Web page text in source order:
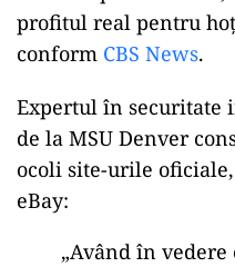
profitul real pentru
conform CBS News.
Expertul în securitate
de la MSU Denver
ocoli site-urile
eBay:
„Având în vedere